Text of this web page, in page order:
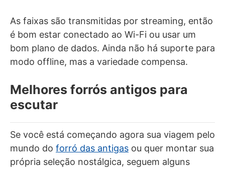
As faixas são transmitidas por streaming, então
é bom estar conectado ao Wi-Fi ou usar um
bom plano de dados. Ainda não há suporte para
modo offline, mas a variedade compensa.
Melhores forrós antigos para
escutar
Se você está começando agora sua viagem pelo
mundo do forró das antigas ou quer montar sua
própria seleção nostálgica, seguem alguns